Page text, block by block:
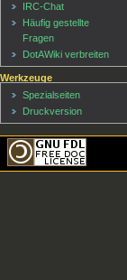
IRC-Chat
Häufig gestellte
Fragen
DotAWiki verbreiten
Werkzeuge
Spezialseiten
Druckversion